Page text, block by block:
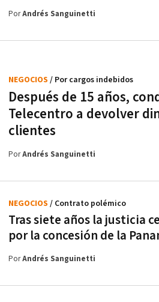
PorAndrés Sanguinetti
Después de 15 años,
Telecentro a devolver
clientes
NEGOCIOS / Por cargos indebidos
PorAndrés Sanguinetti
Tras siete años la justicia
por la concesión de la
NEGOCIOS / Contrato polémico
PorAndrés Sanguinetti